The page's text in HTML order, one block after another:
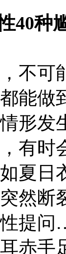
40种
不可
能做
形发
有时
夏日
然断
提
赤手